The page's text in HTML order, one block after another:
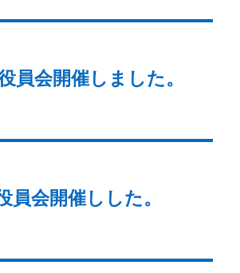
員会開催しました。
員会開催しした。